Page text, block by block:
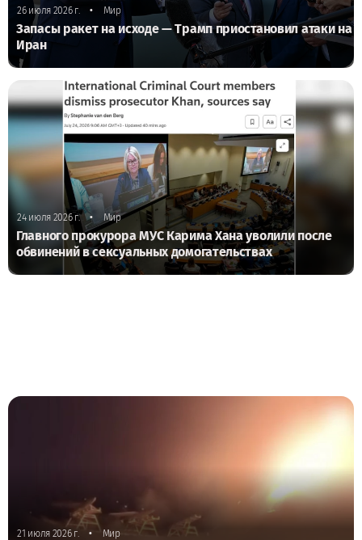
26 июля 2026 г. • Мир
Запасы ракет на исходе — Трамп приостановил атаки на
Иран
24 июля 2026 г. • Мир
Главного прокурора МУС Карима Хана уволили после
обвинений в сексуальных домогательствах
21 июля 2026 г. • Мир